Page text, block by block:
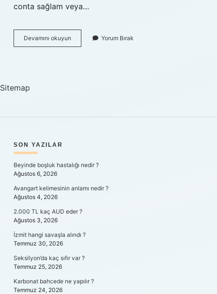
conta sağlam veya…
Devamını okuyun Konserveler
Pişirilir
Yorum Bırak
Sitemap
SIDEBAR
SON YAZILAR
Beyinde boşluk hastalığı nedir ?
Ağustos 6, 2026
Avangart kelimesinin anlamı nedir ?
Ağustos 4, 2026
2.000 TL kaç AUD eder ?
Ağustos 3, 2026
İzmit hangi savaşla alındı ?
Temmuz 30, 2026
Seksilyon’da kaç sıfır var ?
Temmuz 25, 2026
Karbonat bahcede ne yapılır ?
Temmuz 24, 2026